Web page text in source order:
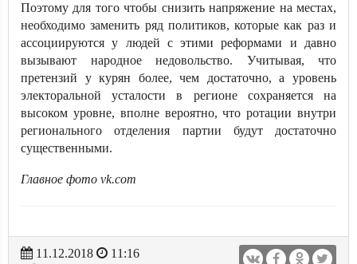
Поэтому для того чтобы снизить напряжение на местах,
необходимо заменить ряд политиков, которые как раз и
ассоциируются у людей с этими реформами и давно
вызывают народное недовольство. Учитывая, что
претензий у курян более, чем достаточно, а уровень
электоральной усталости в регионе сохраняется на
высоком уровне, вполне вероятно, что ротации внутри
регионального отделения партии будут достаточно
существенными.
Главное фото vk.com
11.12.2018
11:16